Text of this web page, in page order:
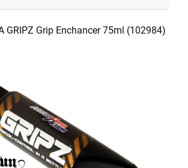
GRIPZ Grip Enchancer 75ml (102984)